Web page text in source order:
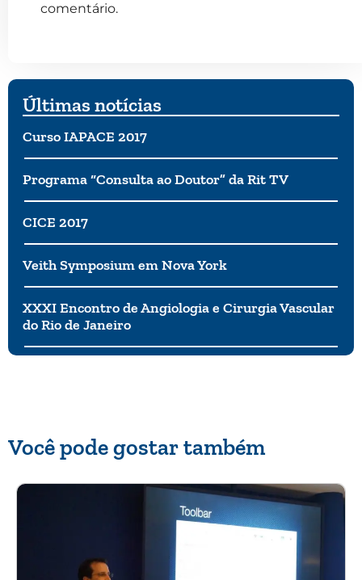
comentário.
Últimas notícias
Curso IAPACE 2017
Programa “Consulta ao Doutor” da Rit TV
CICE 2017
Veith Symposium em Nova York
XXXI Encontro de Angiologia e Cirurgia Vascular
do Rio de Janeiro
Você pode gostar também